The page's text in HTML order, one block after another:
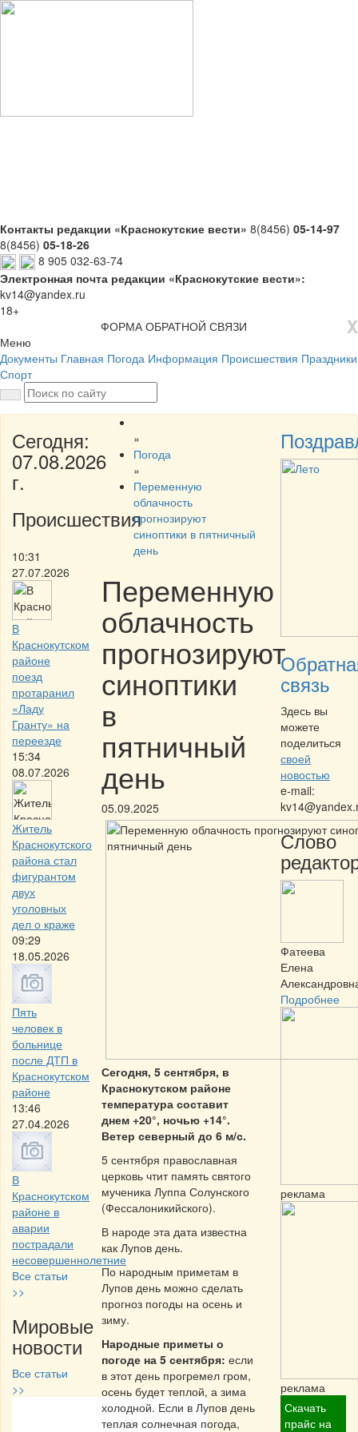
Контакты редакции «Краснокутские вести» 8(8456) 05-14-97
8(8456) 05-18-26
8 905 032-63-74
Электронная почта редакции «Краснокутские вести»:
kv14@yandex.ru
18+
X
ФОРМА ОБРАТНОЙ СВЯЗИ
Меню
Документы Главная Погода Информация Происшествия Праздники
Спорт
Сегодня:
07.08.2026
г.
Происшествия
10:31
27.07.2026
В
Краснокутском
районе
поезд
протаранил
«Ладу
Гранту» на
переезде
15:34
08.07.2026
Житель
Краснокутского
района стал
фигурантом
двух
уголовных
дел о краже
09:29
18.05.2026
Пять
человек в
больнице
после ДТП в
Краснокутском
районе
13:46
27.04.2026
В
Краснокутском
районе в
аварии
пострадали
несовершеннолетние
Все статьи
>>
Мировые
новости
Все статьи
>>
»
Погода
»
Переменную
облачность
прогнозируют
синоптики в пятничный
день
Переменную
облачность
прогнозируют
синоптики
в
пятничный
день
05.09.2025
Сегодня, 5 сентября, в
Краснокутском районе
температура составит
днем +20°, ночью +14°.
Ветер северный до 6 м/с.
5 сентября православная
церковь чтит память святого
мученика Луппа Солунского
(Фессалоникийского).
В народе эта дата известна
как Лупов день.
По народным приметам в
Лупов день можно сделать
прогноз погоды на осень и
зиму.
Народные приметы о
погоде на 5 сентября: если
в этот день прогремел гром,
осень будет теплой, а зима
холодной. Если в Лупов день
теплая солнечная погода,
связь
Здесь вы
можете
поделиться
своей
новостью
e-mail:
Слово
Фатеева
Елена
Подробнее
реклама
реклама
Скачать
прайс на